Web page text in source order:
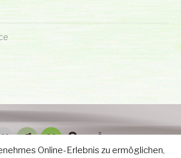
Online-Erlebnis zu ermöglichen,